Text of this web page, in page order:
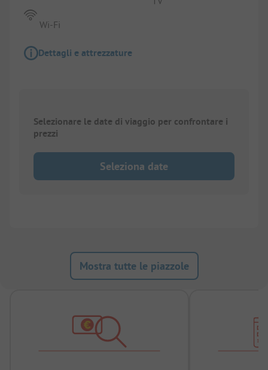
Wi-Fi
Dettagli e attrezzature
Selezionare le date di viaggio per confrontare i
prezzi
Seleziona date
Mostra tutte le piazzole